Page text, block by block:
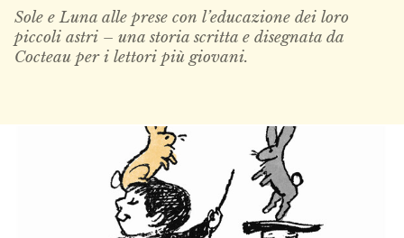
Sole e Luna alle prese con l’educazione dei loro
piccoli astri – una storia scritta e disegnata da
Cocteau per i lettori più giovani.